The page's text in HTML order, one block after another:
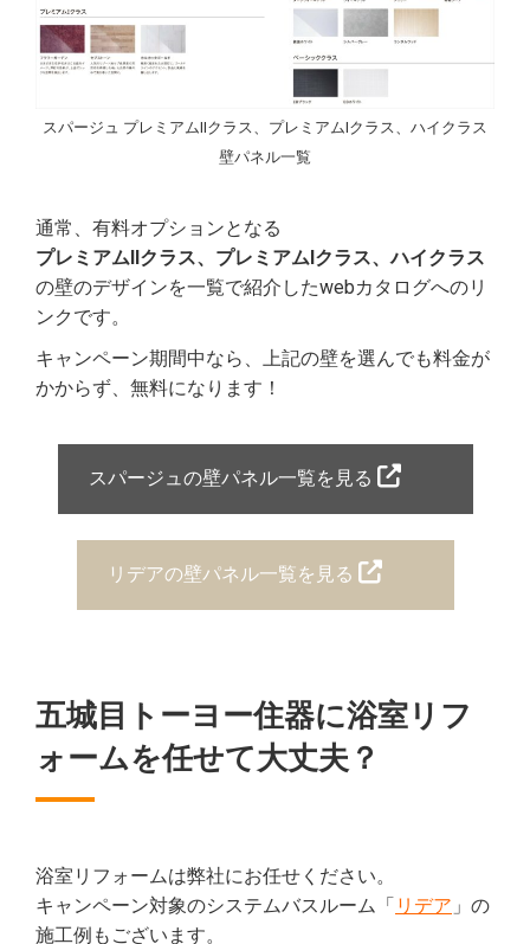
スパージュ プレミアムIIクラス、プレミアムIクラス、ハイクラス
壁パネル一覧
通常、有料オプションとなる
プレミアムIIクラス、プレミアムIクラス、ハイクラス
の壁のデザインを一覧で紹介したwebカタログへのリ
ンクです。
キャンペーン期間中なら、上記の壁を選んでも料金が
かからず、無料になります！
スパージュの壁パネル一覧を見る
リデアの壁パネル一覧を見る
五城目トーヨー住器に浴室リフ
ォームを任せて大丈夫？
浴室リフォームは弊社にお任せください。
キャンペーン対象のシステムバスルーム「 リデア 」の
施工例もございます。